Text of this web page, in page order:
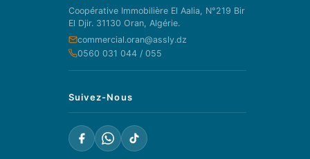
Coopérative Immobilière El Aalia, N°219 Bir
El Djir. 31130 Oran, Algérie.
commercial.oran@assly.dz
0560 031 044 / 055
Suivez-Nous